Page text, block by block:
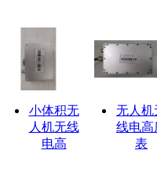
小体积无
人机无线
电高
无人机
线电高
表